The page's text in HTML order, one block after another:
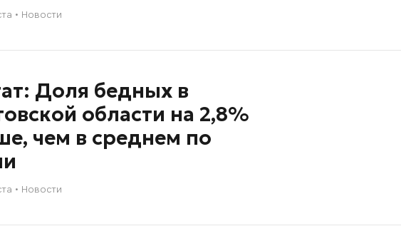
Новости
Доля бедных в
области на 2,8%
чем в среднем по
Новости